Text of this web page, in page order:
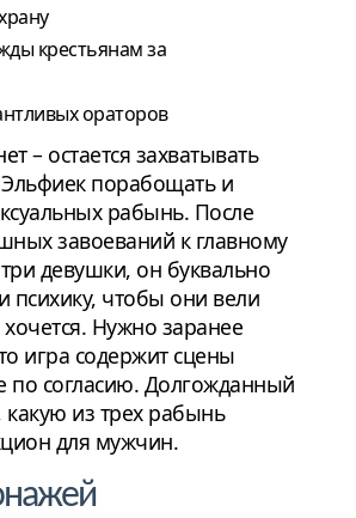
крестьянам за
ораторов
– остается захватывать
порабощать и
рабынь. После
завоеваний к главному
девушки, он буквально
психику, чтобы они вели
хочется. Нужно заранее
игра содержит сцены
по согласию. Долгожданный
из трех рабынь
для мужчин.